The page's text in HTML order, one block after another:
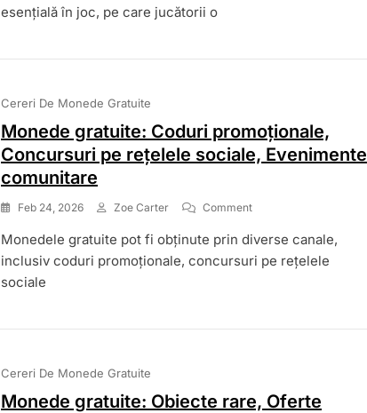
Mai
esențială în joc, pe care jucătorii o
Cereri De Monede Gratuite
Monede gratuite: Coduri promoționale,
Concursuri pe rețelele sociale, Evenimente
comunitare
Feb 24, 2026 Zoe Carter CommentOn
Gratuite:
Coduri
Monedele gratuite pot fi obținute prin diverse canale,
inclusiv coduri promoționale, concursuri pe rețelele
sociale
Cereri De Monede Gratuite
Monede gratuite: Obiecte rare, Oferte